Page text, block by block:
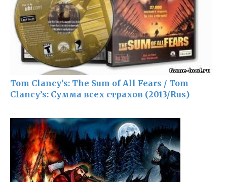
Tom Clancy’s: The Sum of All Fears / Tom
Clancy’s: Сумма всех страхов (2013/Rus)